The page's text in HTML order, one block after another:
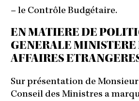
– le Contrôle Budgétaire.
EN MATIERE DE
GENERALE MINISTERE
AFFAIRES
Sur présentation de
Conseil des Ministres a